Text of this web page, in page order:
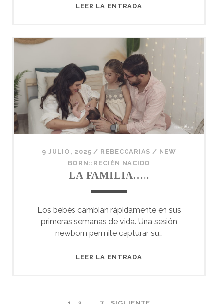
LEER LA ENTRADA
9 JULIO, 2025 / REBECCARIAS / NEW
BORN::RECIÉN NACIDO
LA FAMILIA…..
Los bebés cambian rápidamente en sus
primeras semanas de vida. Una sesión
newborn permite capturar su…
LEER LA ENTRADA